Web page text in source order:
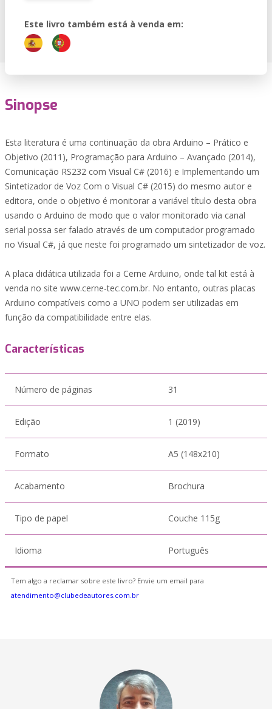
Este livro também está à venda em:
Sinopse
Esta literatura é uma continuação da obra Arduino – Prático e
Objetivo (2011), Programação para Arduino – Avançado (2014),
Comunicação RS232 com Visual C# (2016) e Implementando um
Sintetizador de Voz Com o Visual C# (2015) do mesmo autor e
editora, onde o objetivo é monitorar a variável título desta obra
usando o Arduino de modo que o valor monitorado via canal
serial possa ser falado através de um computador programado
no Visual C#, já que neste foi programado um sintetizador de voz.
A placa didática utilizada foi a Cerne Arduino, onde tal kit está à
venda no site www.cerne-tec.com.br. No entanto, outras placas
Arduino compatíveis como a UNO podem ser utilizadas em
função da compatibilidade entre elas.
Características
Número de páginas 31
Edição 1 (2019)
Formato A5 (148x210)
Acabamento Brochura
Tipo de papel Couche 115g
Idioma Português
Tem algo a reclamar sobre este livro? Envie um email para
atendimento@clubedeautores.com.br